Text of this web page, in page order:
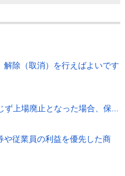
解除（取消）を行えばよいです
上場廃止となった場合、保...
や従業員の利益を優先した商